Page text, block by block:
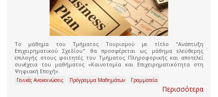
Το μάθημα του Τμήματος Τουρισμού με τίτλο "Ανάπτυξη
Επιχειρηματικού Σχεδίου" θα προσφέρεται ως μάθημα ελεύθερης
επιλογής στους φοιτητές του Τμήματος Πληροφορικής και αποτελεί
συνέχεια του μαθήματος «Καινοτομία και Επιχειρηματικότητα στη
Ψηφιακή Εποχή».
Γενικές Ανακοινώσεις Πρόγραμμα Μαθημάτων Γραμματεία
Περισσότερα